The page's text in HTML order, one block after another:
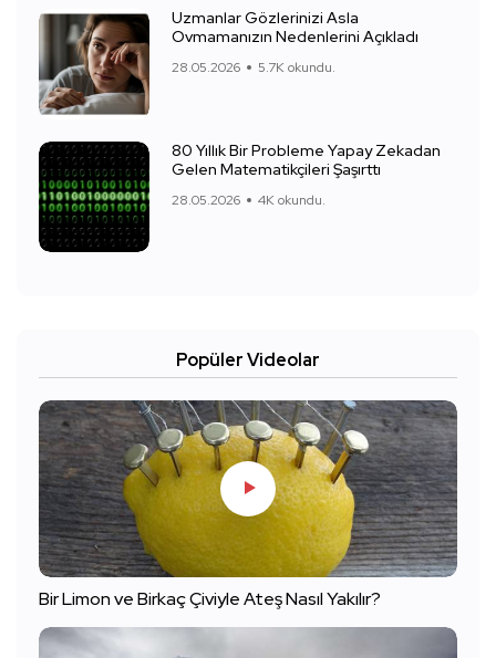
Uzmanlar Gözlerinizi Asla
Ovmamanızın Nedenlerini Açıkladı
28.05.2026 5.7K okundu.
80 Yıllık Bir Probleme Yapay Zekadan
Gelen Matematikçileri Şaşırttı
28.05.2026 4K okundu.
Popüler Videolar
Bir Limon ve Birkaç Çiviyle Ateş Nasıl Yakılır?